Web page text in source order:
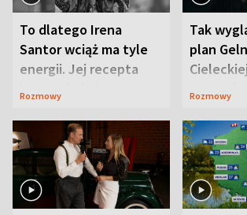
To dlatego Irena
Santor wciąż ma tyle
energii. Jej recepta
jest zaskakująco
Rozmowy
Tak
plan
Rozmowy